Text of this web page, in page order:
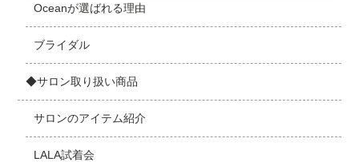
Oceanが選ばれる理由
ブライダル
◆サロン取り扱い商品
サロンのアイテム紹介
LALA試着会